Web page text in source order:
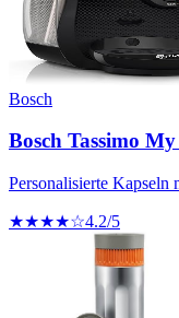
Bosch
Bosch Tassimo
Personalisierte
★★★★☆4.2/5